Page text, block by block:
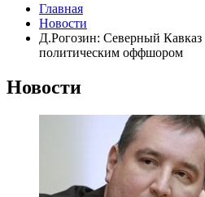
Главная
Новости
Д.Рогозин: Северный
политическим оффшором
Новости